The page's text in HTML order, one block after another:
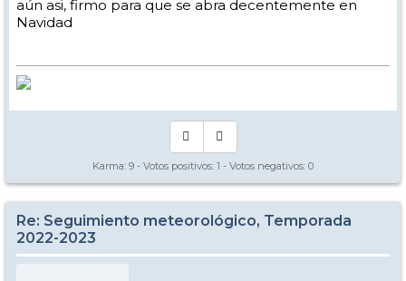
aún asi, firmo para que se abra decentemente en
Navidad
Karma: 9 - Votos positivos: 1 - Votos negativos: 0
Re: Seguimiento meteorológico, Temporada
2022-2023